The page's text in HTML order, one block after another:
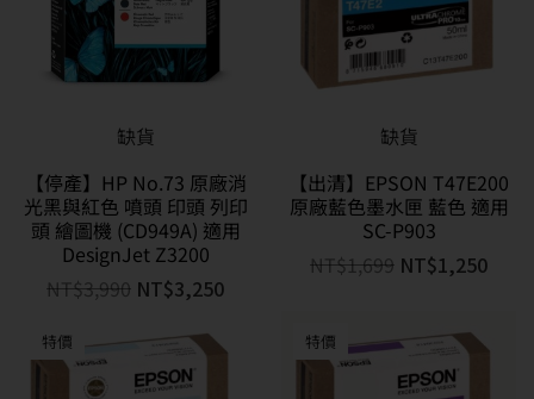
缺貨
【停產】HP No.73 原廠消
光黑與紅色 噴頭 印頭 列印
頭 繪圖機 (CD949A) 適用
DesignJet Z3200
NT$3,990 NT$3,250
缺貨
【出清】EPSON T47E200
原廠藍色墨水匣 藍色 適用
SC-P903
NT$1,699 NT$1,250
特價 特價